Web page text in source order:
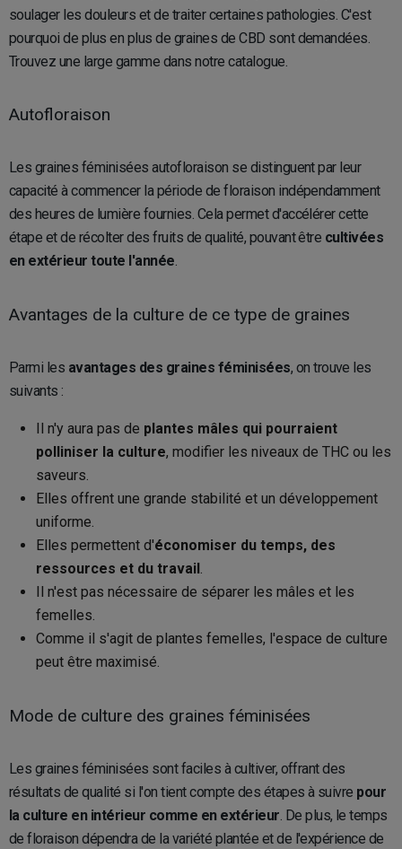
soulager les douleurs et de traiter certaines pathologies. C'est
pourquoi de plus en plus de graines de CBD sont demandées.
Trouvez une large gamme dans notre catalogue.
Autofloraison
Les graines féminisées autofloraison se distinguent par leur
capacité à commencer la période de floraison indépendamment
des heures de lumière fournies. Cela permet d'accélérer cette
étape et de récolter des fruits de qualité, pouvant être cultivées
en extérieur toute l'année.
Avantages de la culture de ce type de graines
Parmi les avantages des graines féminisées, on trouve les
suivants :
Il n'y aura pas de plantes mâles qui pourraient
polliniser la culture, modifier les niveaux de THC ou les
saveurs.
Elles offrent une grande stabilité et un développement
uniforme.
Elles permettent d'économiser du temps, des
ressources et du travail .
Il n'est pas nécessaire de séparer les mâles et les
femelles.
Comme il s'agit de plantes femelles, l'espace de culture
peut être maximisé.
Mode de culture des graines féminisées
Les graines féminisées sont faciles à cultiver, offrant des
résultats de qualité si l'on tient compte des étapes à suivre pour
la culture en intérieur comme en extérieur. De plus, le temps
de floraison dépendra de la variété plantée et de l'expérience de